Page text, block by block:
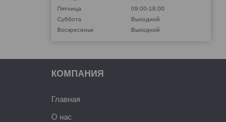
Пятница
09:00-18:00
Суббота
Выходной
Воскресенье
Выходной
КОМПАНИЯ
Главная
О нас